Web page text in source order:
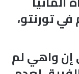
تورنتو،
إن واهي لم